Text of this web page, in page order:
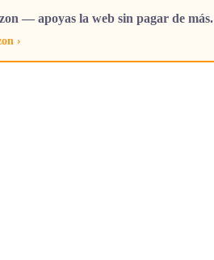
— apoyas la web sin pagar de más.
›